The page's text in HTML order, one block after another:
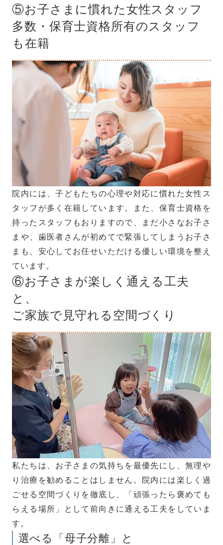
⑤お子さまに慣れた女性スタッフ
多数・保育士資格所有のスタッフ
も在籍
院内には、子どもたちの心理や対応に慣れた女性ス
タッフが多く在籍しています。また、保育士資格を
持ったスタッフもおりますので、まだ小さなお子さ
まや、歯医者さんが初めてで緊張してしまうお子さ
まも、安心してお任せいただける優しい環境を整え
ています。
⑥お子さまが楽しく通える工夫
と、
ご家族で見守れる空間づくり
私たちは、お子さまの気持ちを最優先にし、無理や
り治療を勧めることはしません。院内には楽しく過
ごせる空間づくりを徹底し、「頑張ったら褒めても
らえる場所」として前向きに通える工夫をしていま
す。
選べる「母子分離」と